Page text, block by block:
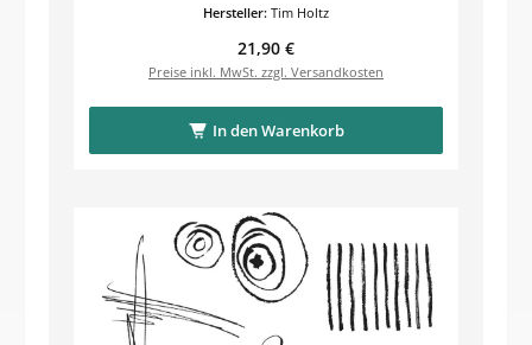
Hersteller: Tim Holtz
Regulärer Preis:
21,90 €
Preise inkl. MwSt. zzgl. Versandkosten
In den Warenkorb